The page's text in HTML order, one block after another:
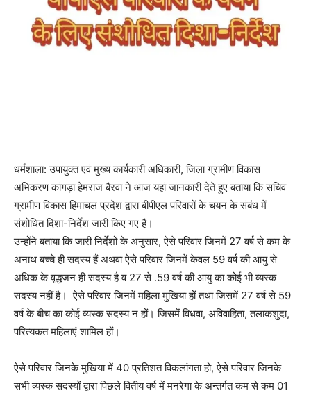
धर्मशाला: उपायुक्त एवं मुख्य कार्यकारी अधिकारी, जिला ग्रामीण विकास
अभिकरण कांगड़ा हेमराज बैरवा ने आज यहां जानकारी देते हुए बताया कि सचिव
ग्रामीण विकास हिमाचल प्रदेश द्वारा बीपीएल परिवारों के चयन के संबंध में
संशोधित दिशा-निर्देश जारी किए गए हैं।
उन्होंने बताया कि जारी निर्देशों के अनुसार, ऐसे परिवार जिनमें 27 वर्ष से कम के
अनाथ बच्चे ही सदस्य हैं अथवा ऐसे परिवार जिनमें केवल 59 वर्ष की आयु से
अधिक के वृद्धजन ही सदस्य है व 27 से .59 वर्ष की आयु का कोई भी व्यस्क
सदस्य नहीं है। ऐसे परिवार जिनमें महिला मुखिया हों तथा जिसमें 27 वर्ष से 59
वर्ष के बीच का कोई व्यस्क सदस्य न हों। जिसमें विधवा, अविवाहिता, तलाकशुदा,
परित्यकत महिलाएं शामिल हों।
ऐसे परिवार जिनके मुखिया में 40 प्रतिशत विकलांगता हो, ऐसे परिवार जिनके
सभी व्यस्क सदस्यों द्वारा पिछले वितीय वर्ष में मनरेगा के अन्तर्गत कम से कम 01